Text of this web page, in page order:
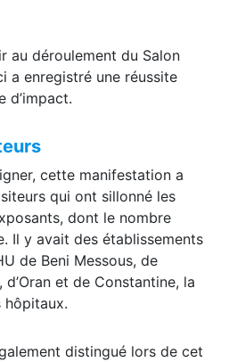
au déroulement du Salon
a enregistré une réussite
d’impact.
cette manifestation a
qui ont sillonné les
dont le nombre
Il y avait des établissements
de Beni Messous, de
d’Oran et de Constantine, la
hôpitaux.
distingué lors de cet